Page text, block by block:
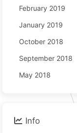
February 2019
January 2019
October 2018
September 2018
May 2018
Info